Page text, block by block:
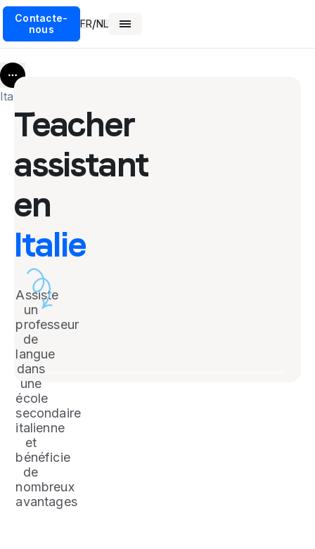
Contacte-
nous
FR/NL
More
Italie
Teacher
assistant
en
Italie
Assiste
un
professeur
de
langue
dans
une
école
secondaire
italienne
et
bénéficie
de
nombreux
avantages